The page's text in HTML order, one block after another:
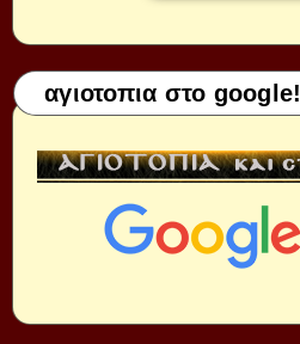
αγιοτοπια στο google!